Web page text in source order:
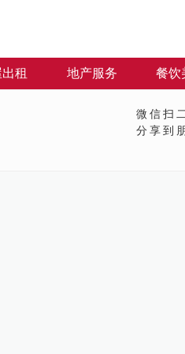
租 地产服务 餐饮
微信扫
分享到